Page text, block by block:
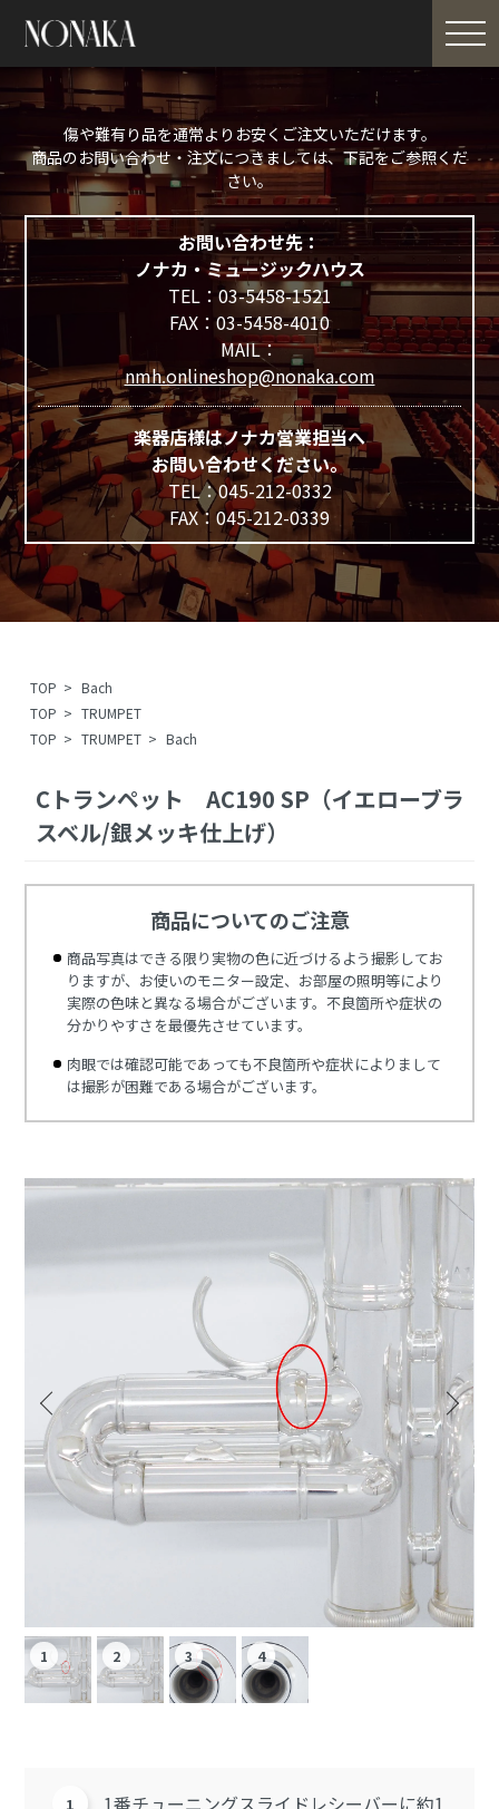
傷や難有り品を通常よりお安くご注文いただけます。
商品のお問い合わせ・注文につきましては、下記をご参照くだ
さい。
お問い合わせ先：
ノナカ・ミュージックハウス
TEL：03-5458-1521
FAX：03-5458-4010
MAIL：
nmh.onlineshop@nonaka.com
楽器店様はノナカ営業担当へ
お問い合わせください。
TEL：045-212-0332
FAX：045-212-0339
TOP > Bach
TOP > TRUMPET
TOP > TRUMPET > Bach
Cトランペット AC190 SP（イエローブラ
スベル/銀メッキ仕上げ）
商品についてのご注意
商品写真はできる限り実物の色に近づけるよう撮影してお
りますが、お使いのモニター設定、お部屋の照明等により
実際の色味と異なる場合がございます。不良箇所や症状の
分かりやすさを最優先させています。
肉眼では確認可能であっても不良箇所や症状によりまして
は撮影が困難である場合がございます。
1番チューニングスライドレシーバーに約1